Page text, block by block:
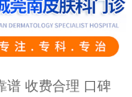
谱 收费合理 口碑